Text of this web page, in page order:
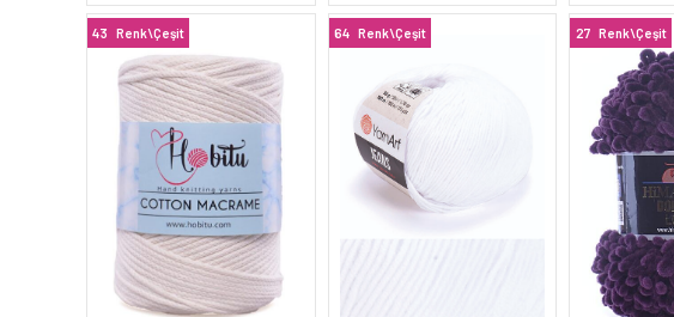
43 Renk\Çeşit 64 Renk\Çeşit 27 Renk\Çeşit